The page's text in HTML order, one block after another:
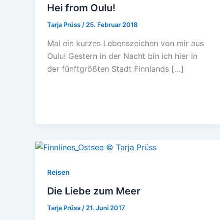
Hei from Oulu!
Tarja Prüss/25. Februar 2018
Mal ein kurzes Lebenszeichen von mir aus
Oulu! Gestern in der Nacht bin ich hier in
der fünftgrößten Stadt Finnlands […]
Reisen
Die Liebe zum Meer
Tarja Prüss / 21. Juni 2017